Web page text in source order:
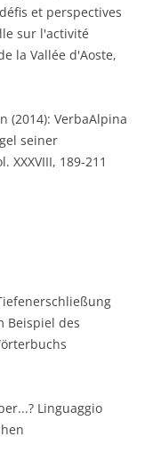
et perspectives
sur l'activité
la Vallée d'Aoste,
(2014): VerbaAlpina
seiner
189-211
Beispiel des
Linguaggio